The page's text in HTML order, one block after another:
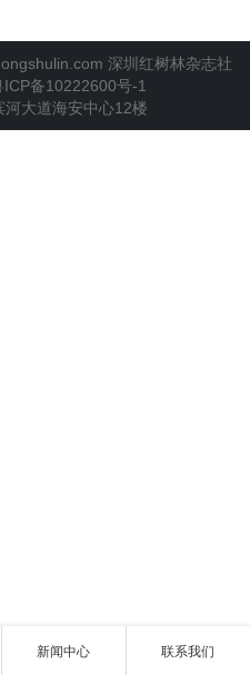
深圳红树林杂志社
ICP备10222600号-1
大道海安中心12楼
新闻中心 联系我们